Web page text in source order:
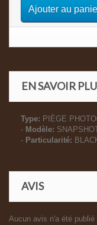
Ajouter au
EN SAVOIR
Type: PIÈGE
- Modèle:
- Particularité:
AVIS
Aucun avis n'a été publié